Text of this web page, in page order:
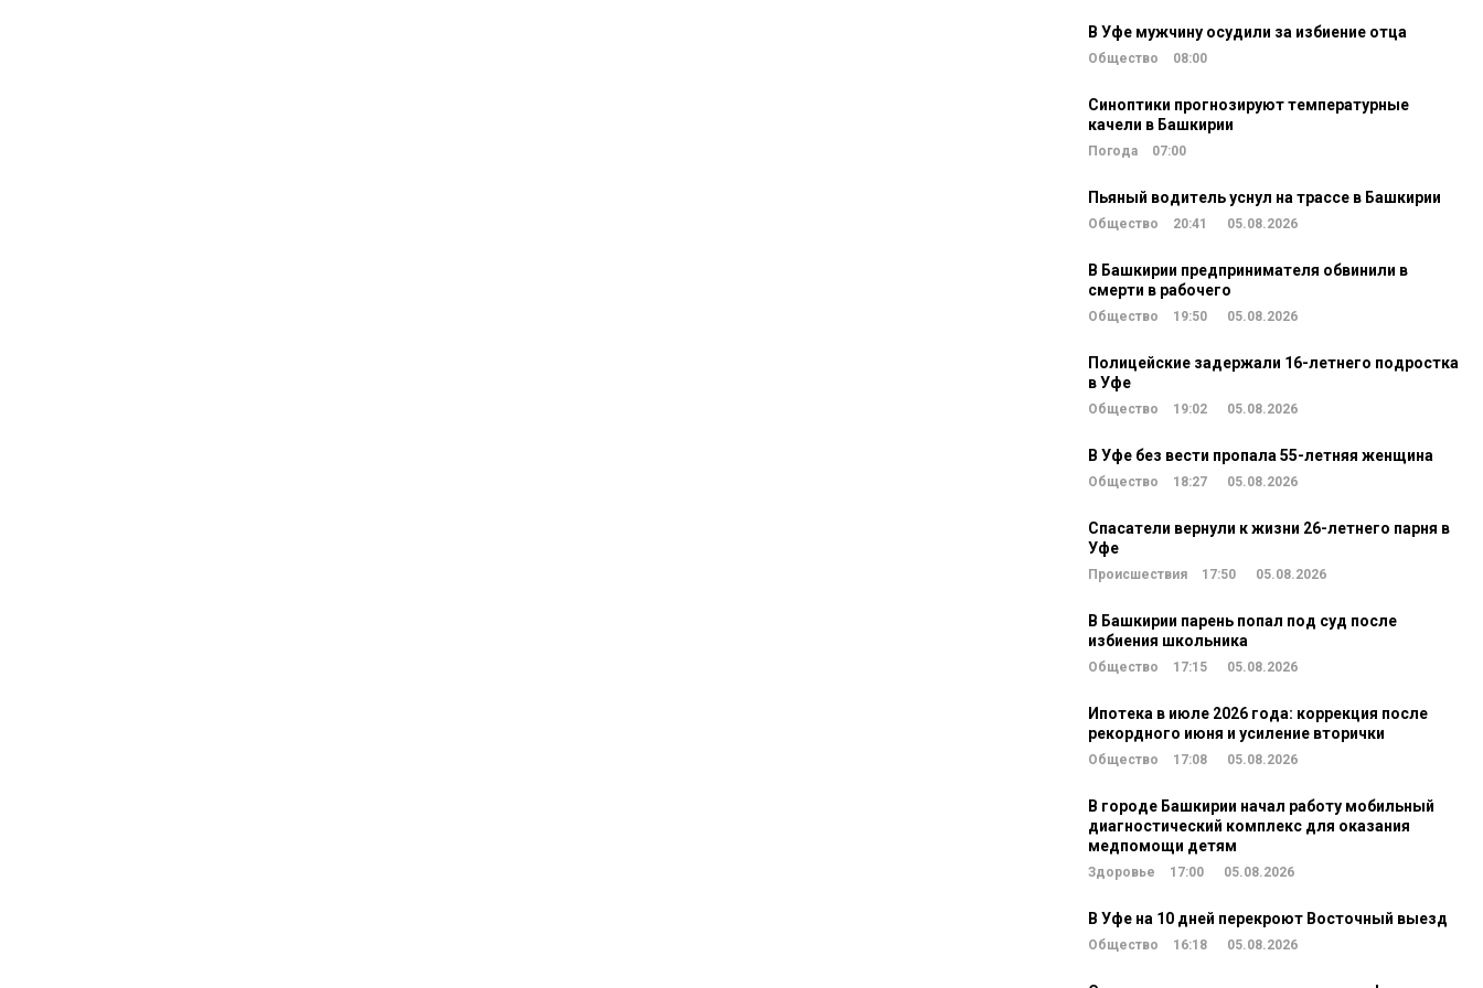
В Уфе мужчину осудили за избиение отца
Общество 08:00
Синоптики прогнозируют температурные
качели в Башкирии
Погода 07:00
Пьяный водитель уснул на трассе в Башкирии
Общество 20:41 05.08.2026
В Башкирии предпринимателя обвинили в
смерти в рабочего
Общество 19:50 05.08.2026
Полицейские задержали 16-летнего подростка
в Уфе
Общество 19:02 05.08.2026
В Уфе без вести пропала 55-летняя женщина
Общество 18:27 05.08.2026
Спасатели вернули к жизни 26-летнего парня в
Уфе
Происшествия 17:50 05.08.2026
В Башкирии парень попал под суд после
избиения школьника
Общество 17:15 05.08.2026
Ипотека в июле 2026 года: коррекция после
рекордного июня и усиление вторички
Общество 17:08 05.08.2026
В городе Башкирии начал работу мобильный
диагностический комплекс для оказания
медпомощи детям
Здоровье 17:00 05.08.2026
В Уфе на 10 дней перекроют Восточный выезд
Общество 16:18 05.08.2026